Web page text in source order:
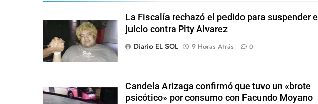
La Fiscalía rechazó el pedido para suspender el
juicio contra Pity Alvarez
Diario EL SOL
9 Horas Atrás 0
Candela Arizaga confirmó que tuvo un «brote
psicótico» por consumo con Facundo Moyano